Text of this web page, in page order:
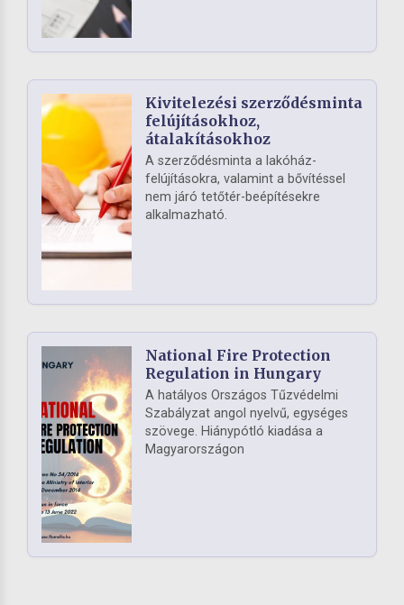
Kivitelezési szerződésminta
felújításokhoz,
átalakításokhoz
A szerződésminta a lakóház-
felújításokra, valamint a bővítéssel
nem járó tetőtér-beépítésekre
alkalmazható.
National Fire Protection
Regulation in Hungary
A hatályos Országos Tűzvédelmi
Szabályzat angol nyelvű, egységes
szövege. Hiánypótló kiadása a
Magyarországon